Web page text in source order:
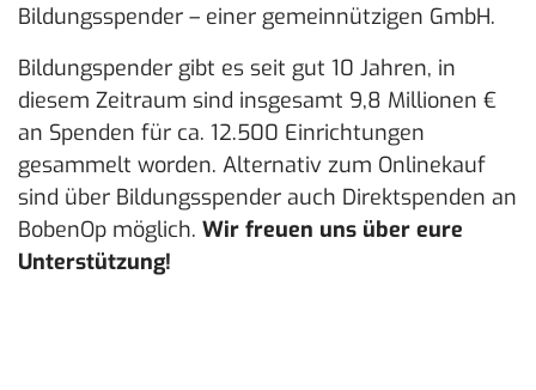
Bildungsspender – einer gemeinnützigen GmbH.
Bildungspender gibt es seit gut 10 Jahren, in
diesem Zeitraum sind insgesamt 9,8 Millionen €
an Spenden für ca. 12.500 Einrichtungen
gesammelt worden. Alternativ zum Onlinekauf
sind über Bildungsspender auch Direktspenden an
BobenOp möglich. Wir freuen uns über eure
Unterstützung!